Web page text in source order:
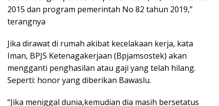
2015 dan program pemerintah No 82 tahun 2019,”
terangnya
Jika dirawat di rumah akibat kecelakaan kerja, kata
Iman, BPJS Ketenagakerjaan (Bpjamsostek) akan
mengganti penghasilan atau gaji yang telah hilang.
Seperti: honor yang diberikan Bawaslu.
“Jika meniggal dunia,kemudian dia masih bersetatus